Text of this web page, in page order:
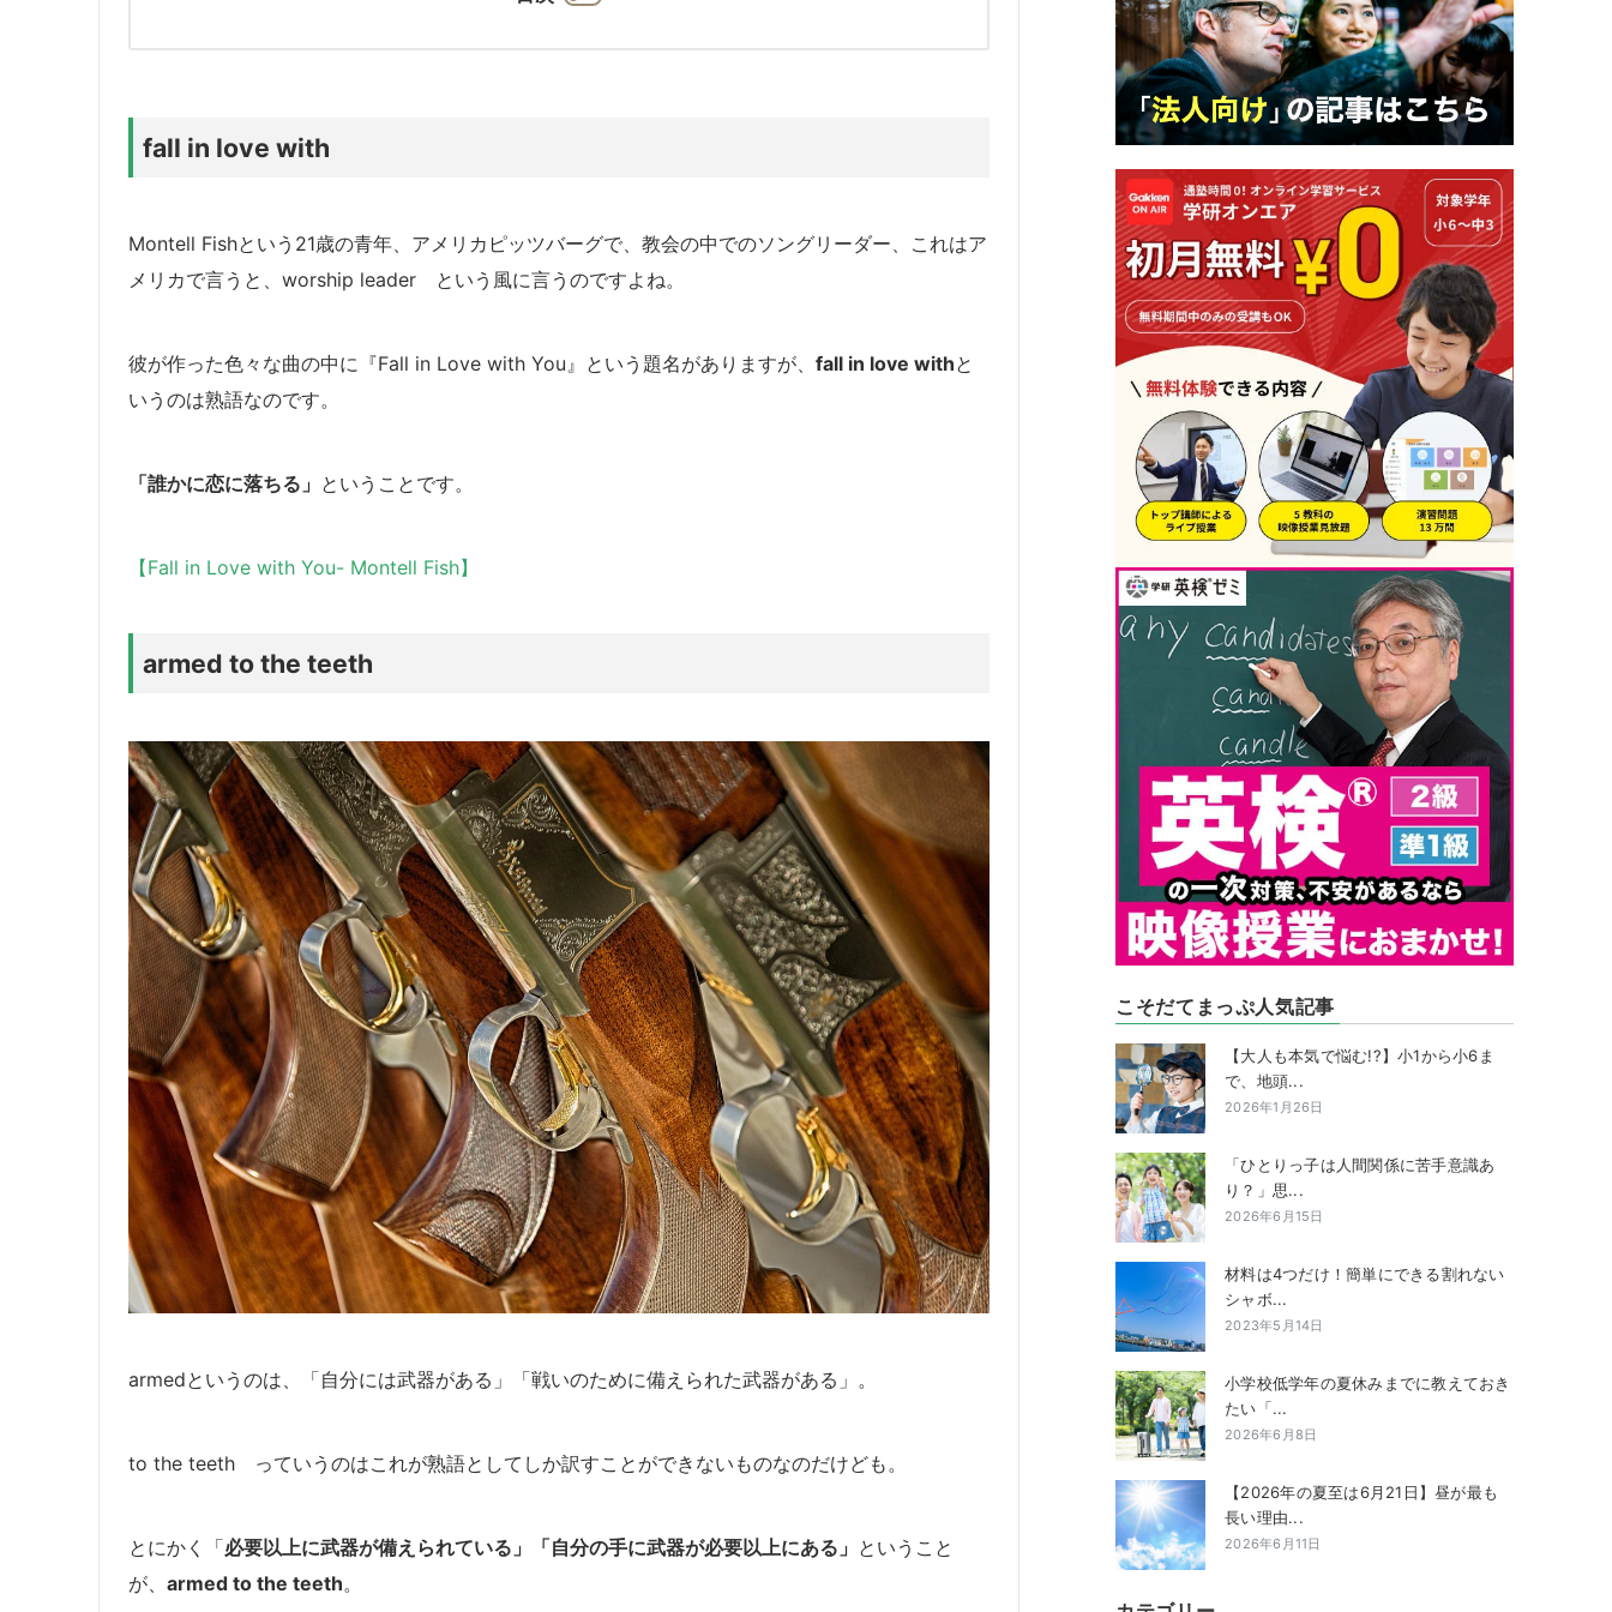
fall in love with
Montell Fishという21歳の青年、 アメリカピッツバーグで、教会の中でのソングリーダー、 これはア
メリカで言うと、worship leader という風に言うのですよね。
彼が作った色々な曲の中に『Fall in Love with You』 という題名がありますが、 fall in love withと
いうのは熟語なのです。
「誰かに恋に落ちる」 ということです。
【Fall in Love with You- Montell Fish】
armed to the teeth
armedというのは、「自分には武器がある」「戦いのために備えられた武器がある」。
to the teeth っていうのはこれが熟語としてしか訳すことができないものなのだけども。
とにかく「必要以上に武器が備えられている」「自分の手に武器が必要以上にある」 ということ
が、 armed to the teeth。
こそだてまっぷ人気記事
【大人も本気で悩む!?】小1から小6ま
で、地頭...
2026年1月26日
「ひとりっ子は人間関係に苦手意識あ
り？」思...
2026年6月15日
材料は4つだけ！簡単にできる割れない
シャボ...
2023年5月14日
小学校低学年の夏休みまでに教えておき
たい「...
2026年6月8日
【2026年の夏至は6月21日】昼が最も
長い理由...
2026年6月11日